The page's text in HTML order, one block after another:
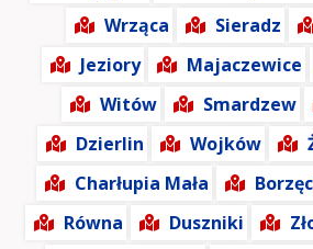
Wrząca
Sieradz
Jeziory
Majaczewice
Witów
Smardzew
Dzierlin
Wojków
Charłupia Mała
Równa
Duszniki